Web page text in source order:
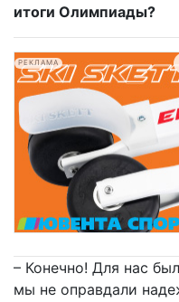
итоги Олимпиады?
РЕКЛАМА
– Конечно! Для нас
мы не оправдали